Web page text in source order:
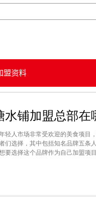
盟资料
轻人市场非常受欢迎的美食项目
们选择，其中包括知名品牌五条
要选择这个品牌作为自己加盟项
况，欢迎大家前来考察。五条人